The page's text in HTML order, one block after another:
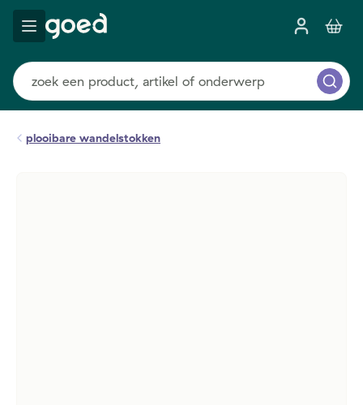
plooibare wandelstokken